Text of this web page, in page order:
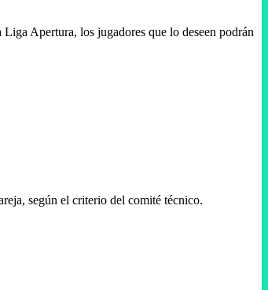
Apertura, los jugadores que lo deseen podrán
según el criterio del comité técnico.